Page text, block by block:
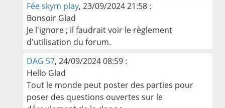
Fée skym play, 23/09/2024 21:58 :
Bonsoir Glad
Je l'ignore ; il faudrait voir le règlement
d'utilisation du forum.
DAG 57, 24/09/2024 08:59 :
Hello Glad
Tout le monde peut poster des parties pour
poser des questions ouvertes sur le